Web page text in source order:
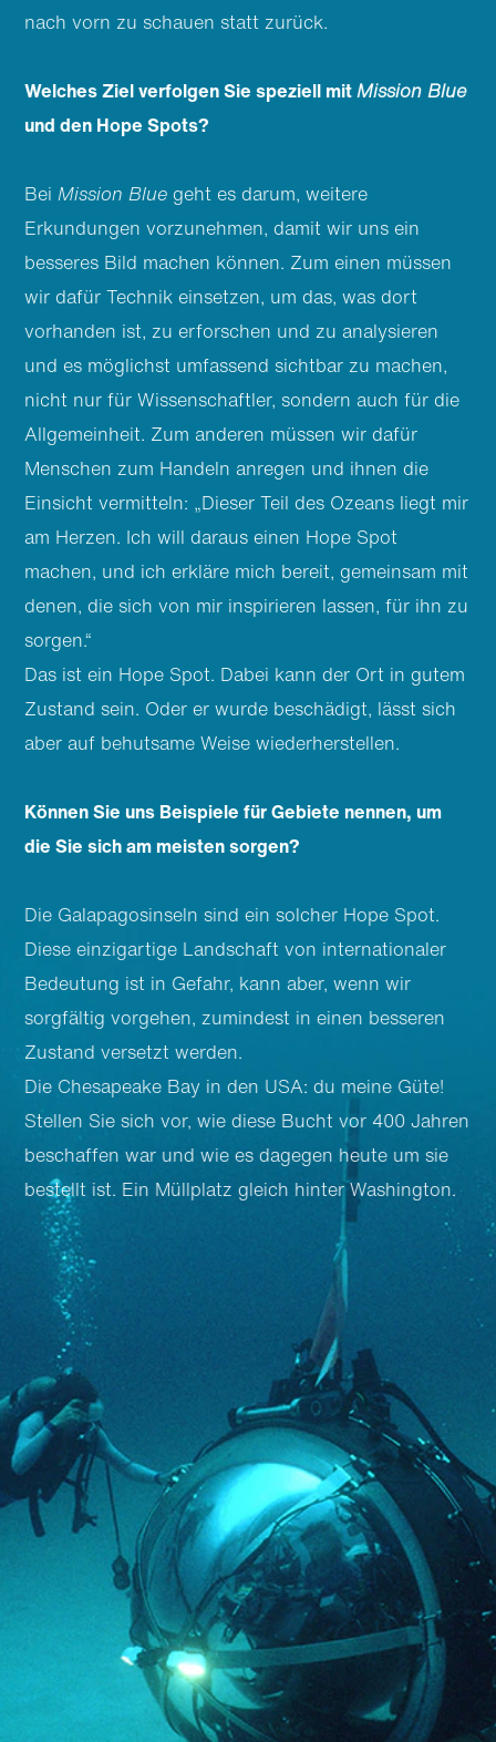
nach vorn zu schauen statt zurück.
Welches Ziel verfolgen Sie speziell mitMission Blue
und den Hope Spots?
BeiMission Blue geht es darum, weitere
Erkundungen vorzunehmen, damit wir uns ein
besseres Bild machen können. Zum einen müssen
wir dafür Technik einsetzen, um das, was dort
vorhanden ist, zu erforschen und zu analysieren
und es möglichst umfassend sichtbar zu machen,
nicht nur für Wissenschaftler, sondern auch für die
Allgemeinheit. Zum anderen müssen wir dafür
Menschen zum Handeln anregen und ihnen die
Einsicht vermitteln: „Dieser Teil des Ozeans liegt mir
am Herzen. Ich will daraus einen Hope Spot
machen, und ich erkläre mich bereit, gemeinsam mit
denen, die sich von mir inspirieren lassen, für ihn zu
sorgen.“
Das ist ein Hope Spot. Dabei kann der Ort in gutem
Zustand sein. Oder er wurde beschädigt, lässt sich
aber auf behutsame Weise wiederherstellen.
Können Sie uns Beispiele für Gebiete nennen, um
die Sie sich am meisten sorgen?
Die Galapagosinseln sind ein solcher Hope Spot.
Diese einzigartige Landschaft von internationaler
Bedeutung ist in Gefahr, kann aber, wenn wir
sorgfältig vorgehen, zumindest in einen besseren
Zustand versetzt werden.
Die Chesapeake Bay in den USA: du meine Güte!
Stellen Sie sich vor, wie diese Bucht vor 400 Jahren
beschaffen war und wie es dagegen heute um sie
bestellt ist. Ein Müllplatz gleich hinter Washington.